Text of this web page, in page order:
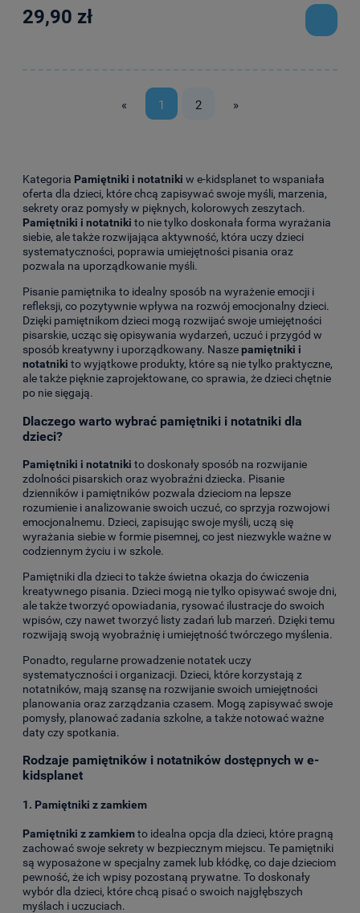
29,90 zł
« 1 2 »
Kategoria Pamiętniki i notatniki w e-kidsplanet to wspaniała
oferta dla dzieci, które chcą zapisywać swoje myśli, marzenia,
sekrety oraz pomysły w pięknych, kolorowych zeszytach.
Pamiętniki i notatniki to nie tylko doskonała forma wyrażania
siebie, ale także rozwijająca aktywność, która uczy dzieci
systematyczności, poprawia umiejętności pisania oraz
pozwala na uporządkowanie myśli.
Pisanie pamiętnika to idealny sposób na wyrażenie emocji i
refleksji, co pozytywnie wpływa na rozwój emocjonalny dzieci.
Dzięki pamiętnikom dzieci mogą rozwijać swoje umiejętności
pisarskie, ucząc się opisywania wydarzeń, uczuć i przygód w
sposób kreatywny i uporządkowany. Naszepamiętniki i
notatniki to wyjątkowe produkty, które są nie tylko praktyczne,
ale także pięknie zaprojektowane, co sprawia, że dzieci chętnie
po nie sięgają.
Dlaczego warto wybrać pamiętniki i notatniki dla
dzieci?
Pamiętniki i notatniki to doskonały sposób na rozwijanie
zdolności pisarskich oraz wyobraźni dziecka. Pisanie
dzienników i pamiętników pozwala dzieciom na lepsze
rozumienie i analizowanie swoich uczuć, co sprzyja rozwojowi
emocjonalnemu. Dzieci, zapisując swoje myśli, uczą się
wyrażania siebie w formie pisemnej, co jest niezwykle ważne w
codziennym życiu i w szkole.
Pamiętniki dla dzieci to także świetna okazja do ćwiczenia
kreatywnego pisania. Dzieci mogą nie tylko opisywać swoje dni,
ale także tworzyć opowiadania, rysować ilustracje do swoich
wpisów, czy nawet tworzyć listy zadań lub marzeń. Dzięki temu
rozwijają swoją wyobraźnię i umiejętność twórczego myślenia.
Ponadto, regularne prowadzenie notatek uczy
systematyczności i organizacji. Dzieci, które korzystają z
notatników, mają szansę na rozwijanie swoich umiejętności
planowania oraz zarządzania czasem. Mogą zapisywać swoje
pomysły, planować zadania szkolne, a także notować ważne
daty czy spotkania.
Rodzaje pamiętników i notatników dostępnych w e-
kidsplanet
1. Pamiętniki z zamkiem
Pamiętniki z zamkiemto idealna opcja dla dzieci, które pragną
zachować swoje sekrety w bezpiecznym miejscu. Te pamiętniki
są wyposażone w specjalny zamek lub kłódkę, co daje dzieciom
pewność, że ich wpisy pozostaną prywatne. To doskonały
wybór dla dzieci, które chcą pisać o swoich najgłębszych
myślach i uczuciach.